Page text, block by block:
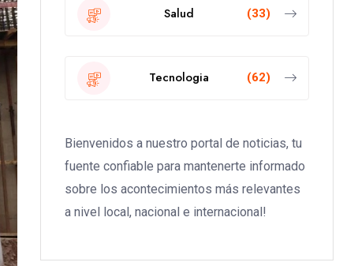
Salud (33)
Tecnologia (62)
Bienvenidos a nuestro portal de noticias, tu
fuente confiable para mantenerte informado
sobre los acontecimientos más relevantes
a nivel local, nacional e internacional!